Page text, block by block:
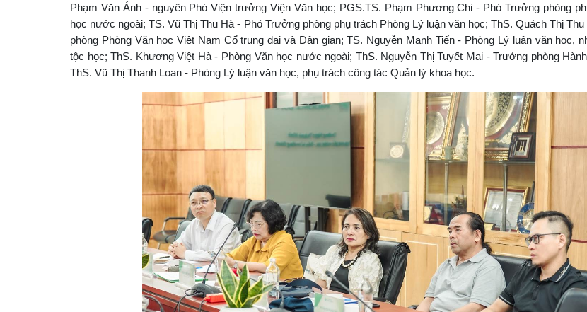
Phạm Văn Ánh - nguyên Phó Viện trưởng Viện Văn học; PGS.TS. Phạm Phương Chi - Phó Trưởng phòng
học nước ngoài; TS. Vũ Thị Thu Hà - Phó Trưởng phòng phụ trách Phòng Lý luận văn học; ThS. Quách Thị
phòng Phòng Văn học Việt Nam Cổ trung đại và Dân gian; TS. Nguyễn Mạnh Tiến - Phòng Lý luận văn học,
tộc học; ThS. Khương Việt Hà - Phòng Văn học nước ngoài; ThS. Nguyễn Thị Tuyết Mai - Trưởng phòng
ThS. Vũ Thị Thanh Loan - Phòng Lý luận văn học, phụ trách công tác Quản lý khoa học.